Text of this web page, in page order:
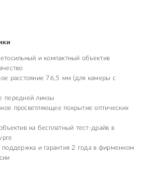
и компактный объектив
расстояние 76,5 мм (для камеры с
передней линзы
просветляющее покрытие оптических
на бесплатный тест-драйв в
поддержка и гарантия 2 года в фирменном